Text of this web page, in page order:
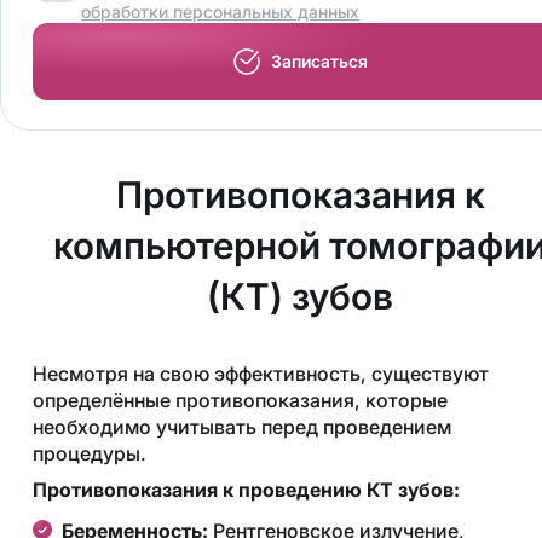
обработки персональных данных
Записаться
Противопоказания к
компьютерной
(КТ) зубов
Несмотря на свою эффективность, существуют
определённые противопоказания, которые
необходимо учитывать перед проведением
процедуры.
Противопоказания к проведению КТ зубов:
Беременность: Рентгеновское излучение,